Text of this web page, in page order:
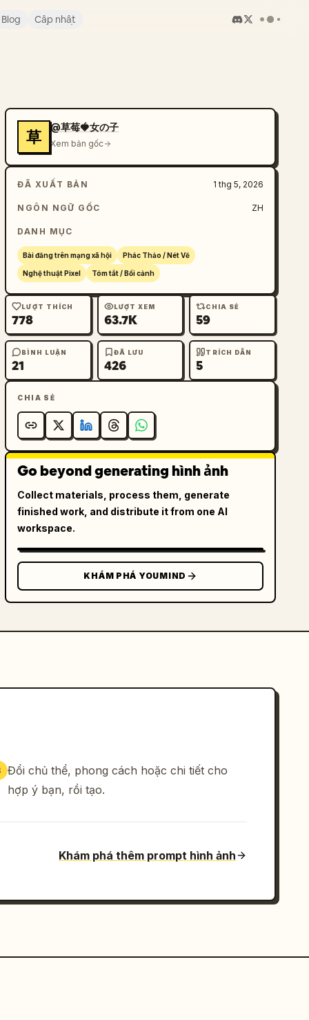
Blog Cập nhật
草
@草莓🍓女の子
Xem bản gốc
ĐÃ XUẤT BẢN 1 thg 5, 2026
NGÔN NGỮ GỐC ZH
DANH MỤC
Bài đăng trên mạng xã hội Phác Thảo / Nét Vẽ
Nghệ thuật Pixel Tóm tắt / Bối cảnh
LƯỢT THÍCH
778
LƯỢT XEM
63.7K
CHIA SẺ
59
BÌNH LUẬN
21
ĐÃ LƯU
426
TRÍCH DẪN
5
CHIA SẺ
Go beyond generating hình ảnh
Collect materials, process them, generate
finished work, and distribute it from one AI
workspace.
KHÁM PHÁ YOUMIND
Đổi chủ thể, phong cách hoặc chi tiết cho
hợp ý bạn, rồi tạo.
Khám phá thêm prompt hình ảnh